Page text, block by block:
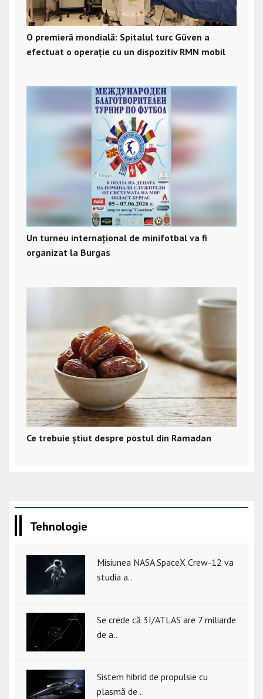
O premieră mondială: Spitalul turc Güven a
efectuat o operație cu un dispozitiv RMN mobil
Un turneu internațional de minifotbal va fi
organizat la Burgas
Ce trebuie știut despre postul din Ramadan
Tehnologie
Misiunea NASA SpaceX Crew-12 va
studia a..
Se crede că 3I/ATLAS are 7 miliarde
de a..
Sistem hibrid de propulsie cu
plasmă de ..